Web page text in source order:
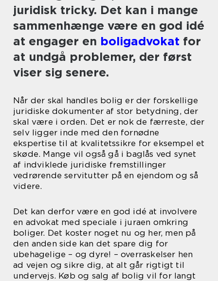
juridisk tricky. Det kan i mange
sammenhænge være en god idé
at engager en boligadvokat for
at undgå problemer, der først
viser sig senere.
Når der skal handles bolig er der forskellige
juridiske dokumenter af stor betydning, der
skal være i orden. Det er nok de færreste, der
selv ligger inde med den fornødne
ekspertise til at kvalitetssikre for eksempel et
skøde. Mange vil også gå i baglås ved synet
af indviklede juridiske fremstillinger
vedrørende servitutter på en ejendom og så
videre.
Det kan derfor være en god idé at involvere
en advokat med speciale i juraen omkring
boliger. Det koster noget nu og her, men på
den anden side kan det spare dig for
ubehagelige – og dyre! – overraskelser hen
ad vejen og sikre dig, at alt går rigtigt til
undervejs. Køb og salg af bolig vil for langt